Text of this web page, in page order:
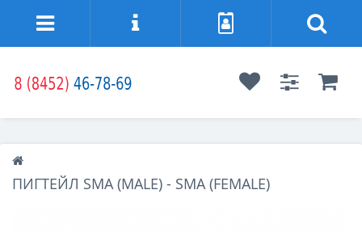
ПИГТЕЙЛ SMA (MALE) - SMA (FEMALE)